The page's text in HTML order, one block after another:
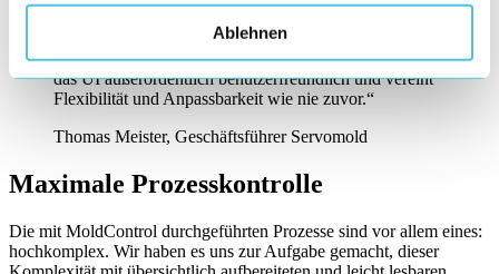
Ablehnen
„MoldControl verwirklicht unsere Vision einer
Allround-Servosteuerung ohne Kompromisse. Dabei ist
das UI außerordentlich benutzerfreundlich und vereint
Flexibilität und Anpassbarkeit wie nie zuvor.“
Thomas Meister, Geschäftsführer Servomold
Maximale Prozesskontrolle
Die mit MoldControl durchgeführten Prozesse sind vor allem eines:
hochkomplex. Wir haben es uns zur Aufgabe gemacht, dieser